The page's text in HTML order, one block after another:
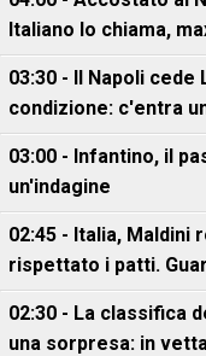
Italiano lo chiama,
03:30 - Il Napoli cede
condizione: c'entra
03:00 - Infantino, il
un'indagine
02:45 - Italia, Maldini
rispettato i patti.
02:30 - La classifica
una sorpresa: in